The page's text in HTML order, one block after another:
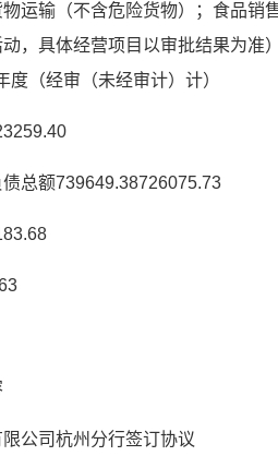
运输（不含危险货物）；食品销
，具体经营项目以审批结果为准
（经审（未经审计）计）
总额739649.38726075.73
限公司杭州分行签订协议